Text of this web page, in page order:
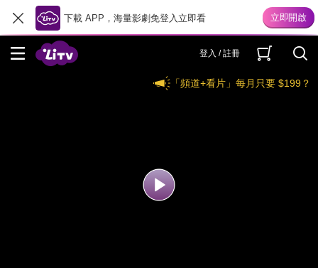
下載 APP，海量影劇免登入立即看
登入 / 註冊
「頻道+看片」每月只要 $199？